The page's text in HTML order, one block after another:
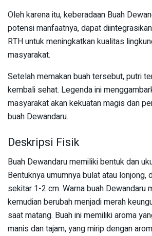
Oleh karena itu, keberadaan Buah
potensi manfaatnya, dapat
RTH untuk meningkatkan kualitas
masyarakat.
Setelah memakan buah tersebut, putri
kembali sehat. Legenda ini
masyarakat akan kekuatan magis dan
buah Dewandaru.
Deskripsi Fisik
Buah Dewandaru memiliki bentuk dan
Bentuknya umumnya bulat atau lonjong,
sekitar 1-2 cm. Warna buah Dewandaru
kemudian berubah menjadi merah
saat matang. Buah ini memiliki aroma
manis dan tajam, yang mirip dengan